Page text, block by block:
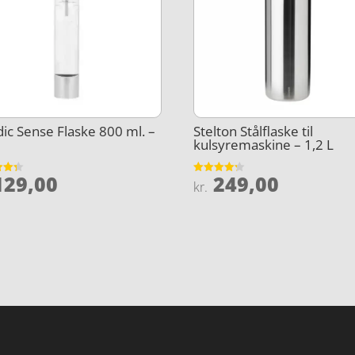
Sense Flaske 800 ml. – Stelton Stålflaske til
kulsyremaskine – 1,2 L
Vurderet
4.2
kr. 249,00